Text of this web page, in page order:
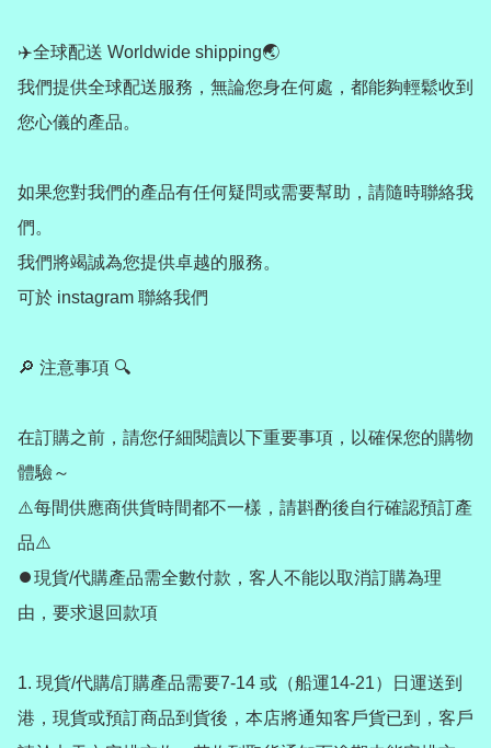
✈️全球配送 Worldwide shipping🌏
我們提供全球配送服務，無論您身在何處，都能夠輕鬆收到
您心儀的產品。
如果您對我們的產品有任何疑問或需要幫助，請隨時聯絡我
們。
我們將竭誠為您提供卓越的服務。
可於 instagram 聯絡我們
🔎 注意事項 🔍
在訂購之前，請您仔細閱讀以下重要事項，以確保您的購物
體驗～
⚠️每間供應商供貨時間都不一樣，請斟酌後自行確認預訂產
品⚠️
⏺️現貨/代購產品需全數付款，客人不能以取消訂購為理
由，要求退回款項
1. 現貨/代購/訂購產品需要7-14 或（船運14-21）日運送到
港，現貨或預訂商品到貨後，本店將通知客戶貨已到，客戶